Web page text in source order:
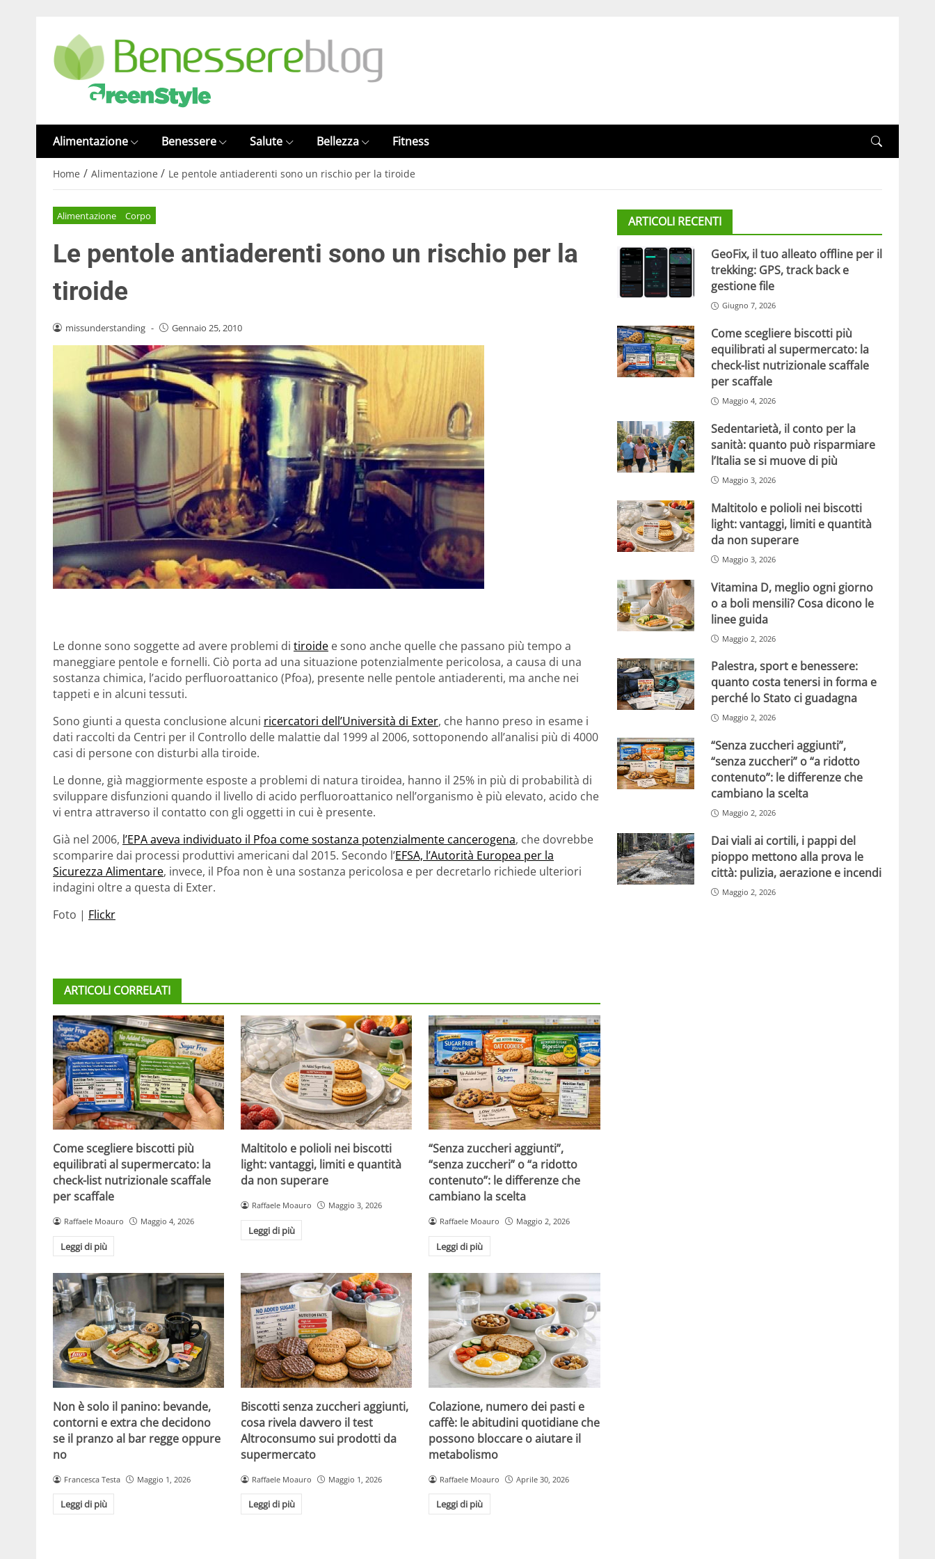
Alimentazione Benessere Salute Bellezza Fitness
Home / Alimentazione / Le pentole antiaderenti sono un rischio per la tiroide
Alimentazione Corpo
Le pentole antiaderenti sono un rischio per la
tiroide
missunderstanding - Gennaio 25, 2010
Le donne sono soggette ad avere problemi di tiroide e sono anche quelle che passano più tempo a
maneggiare pentole e fornelli. Ciò porta ad una situazione potenzialmente pericolosa, a causa di una
sostanza chimica, l’acido perfluoroattanico (Pfoa), presente nelle pentole antiaderenti, ma anche nei
tappeti e in alcuni tessuti.
Sono giunti a questa conclusione alcuni ricercatori dell’Università di Exter, che hanno preso in esame i
dati raccolti da Centri per il Controllo delle malattie dal 1999 al 2006, sottoponendo all’analisi più di 4000
casi di persone con disturbi alla tiroide.
Le donne, già maggiormente esposte a problemi di natura tiroidea, hanno il 25% in più di probabilità di
sviluppare disfunzioni quando il livello di acido perfluoroattanico nell’organismo è più elevato, acido che
vi entra attraverso il contatto con gli oggetti in cui è presente.
Già nel 2006, l’EPA aveva individuato il Pfoa come sostanza potenzialmente cancerogena, che dovrebbe
scomparire dai processi produttivi americani dal 2015. Secondo l’EFSA, l’Autorità Europea per la
Sicurezza Alimentare, invece, il Pfoa non è una sostanza pericolosa e per decretarlo richiede ulteriori
indagini oltre a questa di Exter.
Foto | Flickr
ARTICOLI CORRELATI
Come scegliere biscotti più
equilibrati al supermercato: la
check-list nutrizionale scaffale
per scaffale
Raffaele Moauro Maggio 4, 2026
Leggi di più
Maltitolo e polioli nei biscotti
light: vantaggi, limiti e quantità
da non superare
Raffaele Moauro Maggio 3, 2026
Leggi di più
“Senza zuccheri aggiunti”,
“senza zuccheri” o “a ridotto
contenuto”: le differenze che
cambiano la scelta
Raffaele Moauro Maggio 2, 2026
Leggi di più
Non è solo il panino: bevande,
contorni e extra che decidono
se il pranzo al bar regge oppure
no
Francesca Testa Maggio 1, 2026
Leggi di più
Biscotti senza zuccheri aggiunti,
cosa rivela davvero il test
Altroconsumo sui prodotti da
supermercato
Raffaele Moauro Maggio 1, 2026
Leggi di più
Colazione, numero dei pasti e
caffè: le abitudini quotidiane che
possono bloccare o aiutare il
metabolismo
Raffaele Moauro Aprile 30, 2026
Leggi di più
ARTICOLI RECENTI
GeoFix, il tuo alleato offline per il
trekking: GPS, track back e
gestione file
Giugno 7, 2026
Come scegliere biscotti più
equilibrati al supermercato: la
check-list nutrizionale scaffale
per scaffale
Maggio 4, 2026
Sedentarietà, il conto per la
sanità: quanto può risparmiare
l’Italia se si muove di più
Maggio 3, 2026
Maltitolo e polioli nei biscotti
light: vantaggi, limiti e quantità
da non superare
Maggio 3, 2026
Vitamina D, meglio ogni giorno
o a boli mensili? Cosa dicono le
linee guida
Maggio 2, 2026
Palestra, sport e benessere:
quanto costa tenersi in forma e
perché lo Stato ci guadagna
Maggio 2, 2026
“Senza zuccheri aggiunti”,
“senza zuccheri” o “a ridotto
contenuto”: le differenze che
cambiano la scelta
Maggio 2, 2026
Dai viali ai cortili, i pappi del
pioppo mettono alla prova le
città: pulizia, aerazione e incendi
Maggio 2, 2026